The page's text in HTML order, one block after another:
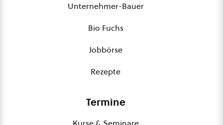
Unternehmer-Bauer
Bio Fuchs
Jobbörse
Rezepte
Termine